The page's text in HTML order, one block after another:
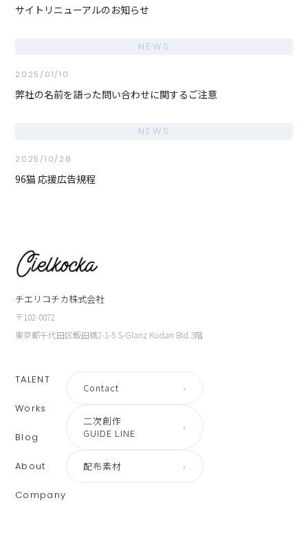
サイトリニューアルのお知らせ
NEWS
2025/01/10
弊社の名前を語った問い合わせに関するご注意
NEWS
2025/10/28
96猫 応援広告規程
チエリコチカ株式会社
〒102-0072
東京都千代田区飯田橋2-1-5 S-Glanz Kudan Bld.3階
TALENT
Works
Blog
About
Company
Contact ›
二次創作
GUIDE LINE
›
配布素材 ›